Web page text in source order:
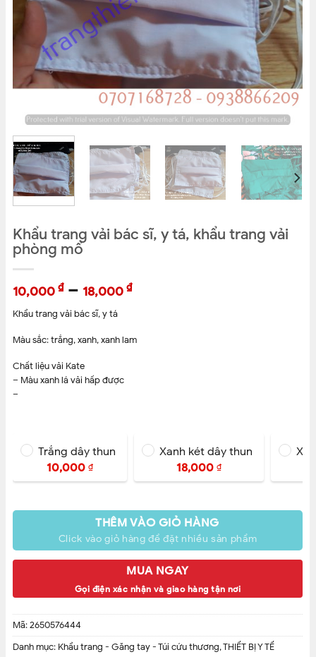
Khẩu trang vải bác sĩ, y tá, khẩu trang vải
phòng mổ
10,000 ₫– 18,000 ₫
Khẩu trang vải bác sĩ, y tá
Màu sắc: trắng, xanh, xanh lam
Chất liệu vải Kate
– Màu xanh lá vải hấp được
–
Trắng dây thun
10,000 ₫
Xanh két dây thun
18,000 ₫
THÊM VÀO GIỎ HÀNG
Click vào giỏ hàng để đặt nhiều sản phẩm
MUA NGAY
Gọi điện xác nhận và giao hàng tận nơi
Mã:2650576444
Danh mục: Khẩu trang - Găng tay - Túi cứu thương,THIẾT BỊ Y TẾ